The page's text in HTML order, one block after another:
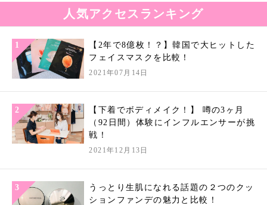
人気アクセスランキング
【2年で8億枚！？】韓国で大ヒットした
フェイスマスクを比較！
2021年07月14日
【下着でボディメイク！】 噂の3ヶ月
（92日間）体験にインフルエンサーが挑
戦！
2021年12月13日
うっとり生肌になれる話題の２つのクッ
ションファンデの魅力と比較！